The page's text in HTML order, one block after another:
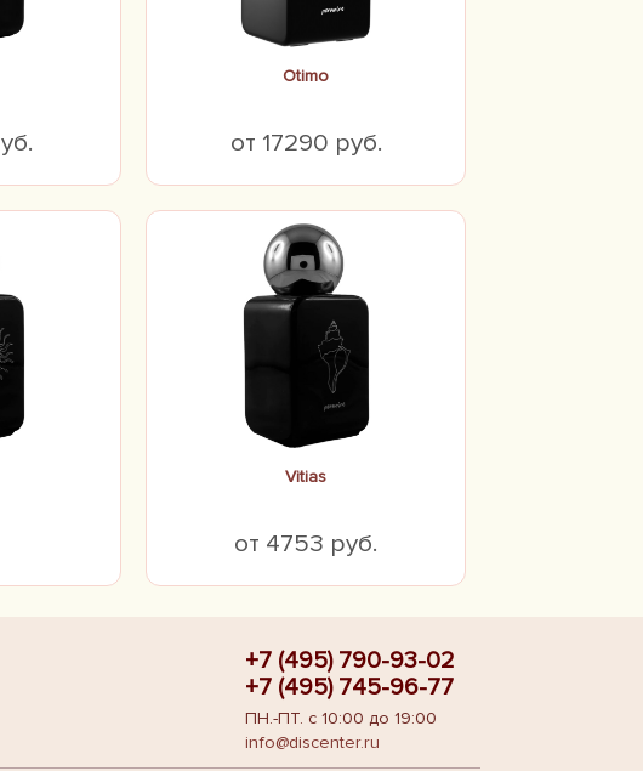
Otimo
от 17290 руб.
Vitias
от 4753 руб.
+7 (495) 790-93-02
+7 (495) 745-96-77
ПН.-ПТ. с 10:00 до 19:00
info@discenter.ru